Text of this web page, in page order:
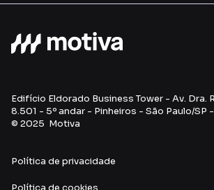
Edifício Eldorado Business Tower - Av. Dra.
8.501 - 5º andar - Pinheiros - São Paulo/SP
© 2025 Motiva
Política de privacidade
Política de cookies